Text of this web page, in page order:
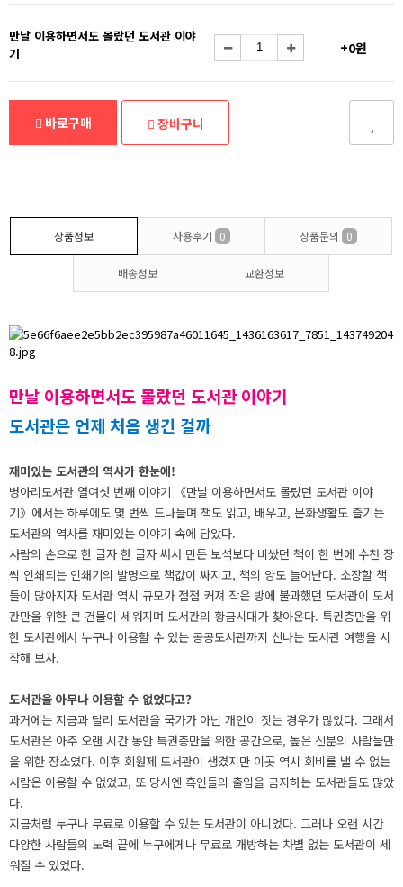
만날 이용하면서도 몰랐던 도서관 이야
기
+0원
바로구매 장바구니
상품정보 사용후기 0 상품문의 0
배송정보 교환정보
만날 이용하면서도 몰랐던 도서관 이야기
도서관은 언제 처음 생긴 걸까
재미있는 도서관의 역사가 한눈에!
병아리도서관 열여섯 번째 이야기 《만날 이용하면서도 몰랐던 도서관 이야
기》에서는 하루에도 몇 번씩 드나들며 책도 읽고, 배우고, 문화생활도 즐기는
도서관의 역사를 재미있는 이야기 속에 담았다.
사람의 손으로 한 글자 한 글자 써서 만든 보석보다 비쌌던 책이 한 번에 수천 장
씩 인쇄되는 인쇄기의 발명으로 책값이 싸지고, 책의 양도 늘어난다. 소장할 책
들이 많아지자 도서관 역시 규모가 점점 커져 작은 방에 불과했던 도서관이 도서
관만을 위한 큰 건물이 세워지며 도서관의 황금시대가 찾아온다. 특권층만을 위
한 도서관에서 누구나 이용할 수 있는 공공도서관까지 신나는 도서관 여행을 시
작해 보자.
도서관을 아무나 이용할 수 없었다고?
과거에는 지금과 달리 도서관을 국가가 아닌 개인이 짓는 경우가 많았다. 그래서
도서관은 아주 오랜 시간 동안 특권층만을 위한 공간으로, 높은 신분의 사람들만
을 위한 장소였다. 이후 회원제 도서관이 생겼지만 이곳 역시 회비를 낼 수 없는
사람은 이용할 수 없었고, 또 당시엔 흑인들의 출입을 금지하는 도서관들도 많았
다.
지금처럼 누구나 무료로 이용할 수 있는 도서관이 아니었다. 그러나 오랜 시간
다양한 사람들의 노력 끝에 누구에게나 무료로 개방하는 차별 없는 도서관이 세
워질 수 있었다.